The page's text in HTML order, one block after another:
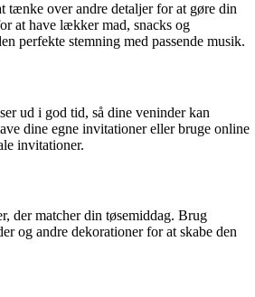
tænke over andre detaljer for at gøre din
at have lækker mad, snacks og
perfekte stemning med passende musik.
ud i god tid, så dine veninder kan
dine egne invitationer eller bruge online
invitationer.
der matcher din tøsemiddag. Brug
og andre dekorationer for at skabe den